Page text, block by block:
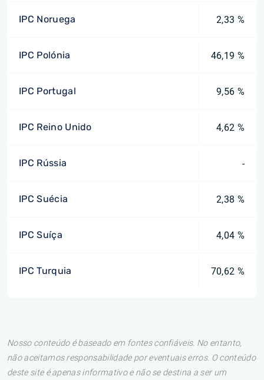
IPC Noruega 2,33 %
IPC Polónia 46,19 %
IPC Portugal 9,56 %
IPC Reino Unido 4,62 %
IPC Rússia -
IPC Suécia 2,38 %
IPC Suíça 4,04 %
IPC Turquia 70,62 %
Nosso conteúdo é baseado em fontes confiáveis. No entanto,
não aceitamos responsabilidade por eventuais erros. O conteúdo
deste site é apenas informativo e não se destina a ser um